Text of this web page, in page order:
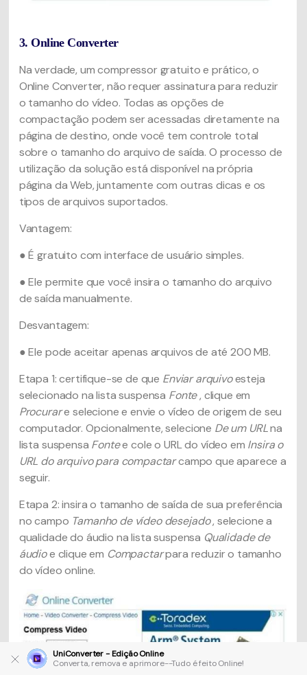
3. Online Converter
Na verdade, um compressor gratuito e prático, o
Online Converter, não requer assinatura para reduzir
o tamanho do vídeo. Todas as opções de
compactação podem ser acessadas diretamente na
página de destino, onde você tem controle total
sobre o tamanho do arquivo de saída. O processo de
utilização da solução está disponível na própria
página da Web, juntamente com outras dicas e os
tipos de arquivos suportados.
Vantagem:
● É gratuito com interface de usuário simples.
● Ele permite que você insira o tamanho do arquivo
de saída manualmente.
Desvantagem:
● Ele pode aceitar apenas arquivos de até 200 MB.
Etapa 1: certifique-se de que Enviar arquivoesteja
selecionado na lista suspensa Fonte, clique em
Procurare selecione e envie o vídeo de origem de seu
computador. Opcionalmente, selecione De um URLna
lista suspensa Fontee cole o URL do vídeo em Insira o
URL do arquivo para compactarcampo que aparece a
seguir.
Etapa 2: insira o tamanho de saída de sua preferência
no campo Tamanho de vídeo desejado, selecione a
qualidade do áudio na lista suspensa Qualidade de
áudioe clique em Compactarpara reduzir o tamanho
do vídeo online.
UniConverter - Edição Online
Converta, remova e aprimore--Tudo é feito Online!